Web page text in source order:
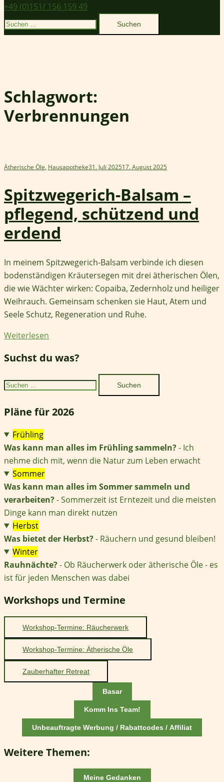
+49 (0)151/ 156 159 49
Suchen
nach:
Schlagwort:
Verbrennungen
Ätherische Öle, Hausapotheke31. Juli 202517. August 2025
Spitzwegerich-Balsam –
pflegend, schützend und
erdend
In meinem Spitzwegerich-Balsam verbinde ich diesen
bodenständigen Kräutersegen mit drei ätherischen Ölen,
die wie Wächter wirken: Copaiba, Zedernholz und heiliger
Weihrauch. Gemeinsam schenken sie Haut, Atem und
Seele Schutz, Regeneration und Ruhe.
Weiterlesen
Suchst du was?
Suchen
nach:
Pläne für 2026
Frühling
Was kann man alles im Frühling sammeln?- Ich
nehme dich mit, wenn die Natur zum Leben erwacht
Sommer
Was kann man alles im Sommer sammeln und
verarbeiten?- Sommerzeit ist Erntezeit und die meisten
Dinge kann man direkt nutzen
Herbst
Was bietet der Herbst?- Räuchern und gesund bleiben!
Winter
Rauhnächte?- Ob Räucherwerk oder ätherische Öle - es
ist für jeden Menschen was dabei
Workshops und Termine
Workshop-Termine: Räucherwerk
Workshop-Termine: Ätherische Öle
Zauberhafter Retreat
Basar
Komm Ins Team!
Unbeauftragte Werbung / Rabattcodes / Affiliat
Weitere Themen:
Meine Gedanken